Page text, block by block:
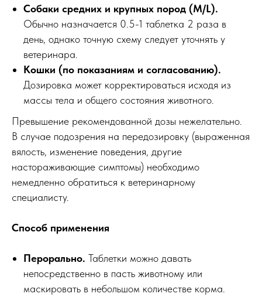
Собаки средних и крупных пород (M/L).
Обычно назначается 0.5-1 таблетка 2 раза в
день, однако точную схему следует уточнять у
ветеринара.
Кошки (по показаниям и согласованию).
Дозировка может корректироваться исходя из
массы тела и общего состояния животного.
Превышение рекомендованной дозы нежелательно.
В случае подозрения на передозировку (выраженная
вялость, изменение поведения, другие
настораживающие симптомы) необходимо
немедленно обратиться к ветеринарному
специалисту.
Способ применения
Перорально. Таблетки можно давать
непосредственно в пасть животному или
маскировать в небольшом количестве корма.